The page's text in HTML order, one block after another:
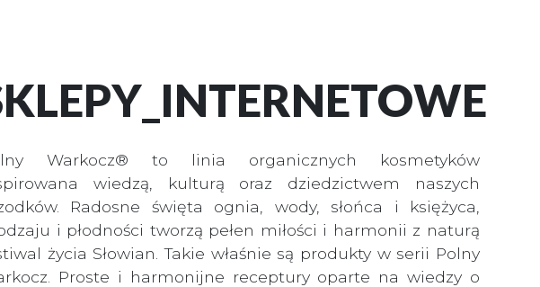
Warkocz® to linia organicznych kosmetyków
wiedzą, kulturą oraz dziedzictwem naszych
Radosne święta ognia, wody, słońca i księżyca,
i płodności tworzą pełen miłości i harmonii z naturą
życia Słowian. Takie właśnie są produkty w serii Polny
Proste i harmonijne receptury oparte na wiedzy o